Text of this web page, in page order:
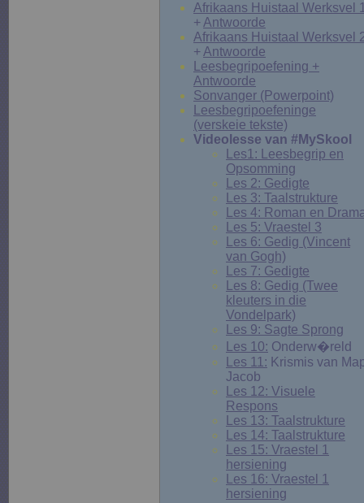
Afrikaans Huistaal Werksvel
+ Antwoorde
Afrikaans Huistaal Werksvel
+ Antwoorde
Leesbegripoefening +
Antwoorde
Sonvanger (Powerpoint)
Leesbegripoefeninge
(verskeie tekste)
Videolesse van #MySkool
Les1: Leesbegrip en
Opsomming
Les 2: Gedigte
Les 3: Taalstrukture
es 4: Roman en
Les 5: Vraestel 3
Les 6: Gedig (Vincent
van Gogh)
Les 7: Gedigte
Les 8: Gedig (Twee
kleuters in die
Vondelpark)
Les 9: Sagte Sprong
Les 10: Onderw�reld
Les 11: Krismis van
Jacob
Les 12: Visuele
Respons
Les 13: Taalstrukture
Les 14: Taalstrukture
Les 15: Vraestel 1
hersiening
Les 16: Vraestel 1
hersiening